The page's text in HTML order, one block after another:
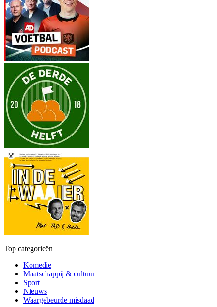
Top categorieën
Komedie
Maatschappij & cultuur
Sport
Nieuws
Waargebeurde misdaad